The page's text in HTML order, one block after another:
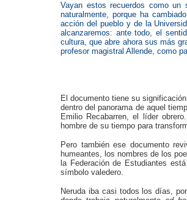
Vayan estos recuerdos como un
naturalmente, porque ha
acción del pueblo y de la
alcanzaremos: ante todo, el
cultura, que abre ahora sus más
profesor magistral Allende, como
El documento tiene su
dentro del panorama de aquel
Emilio Recabarren, el líder
hombre de su tiempo para
Pero también ese documento
humeantes, los nombres de los
la Federación de Estudiantes
símbolo valedero.
Neruda iba casi todos los días,